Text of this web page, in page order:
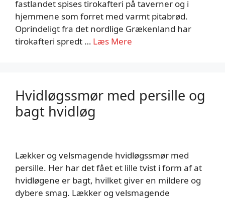
fastlandet spises tirokafteri på taverner og i
hjemmene som forret med varmt pitabrød.
Oprindeligt fra det nordlige Grækenland har
tirokafteri spredt … Læs Mere
Hvidløgssmør med persille og
bagt hvidløg
Lækker og velsmagende hvidløgssmør med
persille. Her har det fået et lille tvist i form af at
hvidløgene er bagt, hvilket giver en mildere og
dybere smag. Lækker og velsmagende